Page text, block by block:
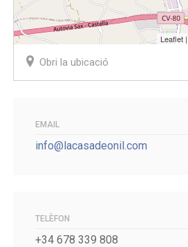
Leaflet
Obri la ubicació
EMAIL
info@lacasadeonil.com
TELÈFON
+34 678 339 808